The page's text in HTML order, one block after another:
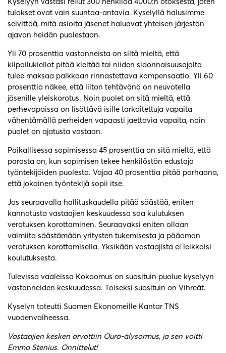
tulokset ovat vain suuntaa-antavia. Kyselyllä halusimme
selvittää, mitä asioita jäsenet haluavat yhteisen järjestön
ajavan heidän puolestaan.
Yli 70 prosenttia vastanneista on siltä mieltä, että
kilpailukiellot pitää kieltää tai niiden sidonnaisuusajalta
tulee maksaa palkkaan rinnastettava kompensaatio. Yli 60
prosenttia näkee, että liiton tehtävänä on neuvotella
jäsenille yleiskorotus. Noin puolet on sitä mieltä, että
perhevapaissa on lisättävä isille tarkoitettuja vapaita
vähentämällä perheiden vapaasti jaettavia vapaita, noin
puolet on ajatusta vastaan.
Paikallisessa sopimisessa 45 prosenttia on sitä mieltä, että
parasta on, kun sopimisen tekee henkilöstön edustaja
työntekijöiden puolesta. Vajaa 40 prosenttia pitää parhaana,
että jokainen työntekijä sopii itse.
Jos seuraavalla hallituskaudella pitää säästää, eniten
kannatusta vastaajien keskuudessa saa kulutuksen
verotuksen korottaminen. Seuraavaksi eniten ollaan
valmiita säästämään yritysten tukemisesta ja pääoman
verotuksen korottamisella. Yksikään vastaajista ei leikkaisi
koulutuksesta.
Tulevissa vaaleissa Kokoomus on suosituin puolue kyselyyn
vastanneiden keskuudessa. Toiseksi suosituin on Vihreät.
Kyselyn toteutti Suomen Ekonomeille Kantar TNS
vuodenvaiheessa.
Vastaajien kesken arvottiin Oura-älysormus, ja sen voitti
Emma Stenius. Onnittelut!